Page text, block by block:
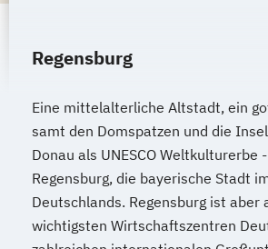
Hamburg
Unterhaching Weilheim
Regensburg
Eine mittelalterliche Altstadt, ein
samt den Domspatzen und die
Donau als UNESCO Weltkulturerbe
Regensburg, die bayerische Stadt
Deutschlands. Regensburg ist aber
wichtigsten Wirtschaftszentren